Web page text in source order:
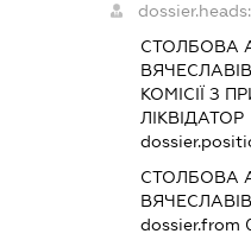
dossier.heads:
СТОЛБОВА
КОМІСІЇ З
ЛІКВІДАТОР
СТОЛБОВА
dossier.from